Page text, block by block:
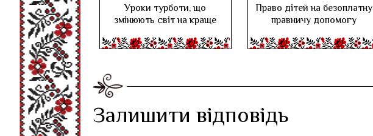
Уроки турботи, що
змінюють світ на краще
Право дітей на безоплатну
правничу допомогу
Залишити відповідь